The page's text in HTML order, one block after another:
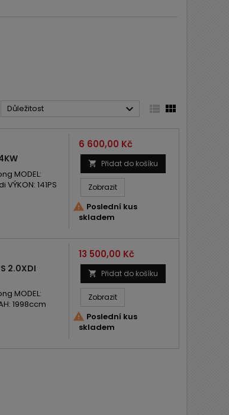
Důležitost   
MODEL:
141PS
Cena
6 600,00 Kč
 Přidat do košíku
Zobrazit
 Poslední kus
skladem
2.0XDI
MODEL:
1998ccm
Cena
13 500,00 Kč
 Přidat do košíku
Zobrazit
 Poslední kus
skladem